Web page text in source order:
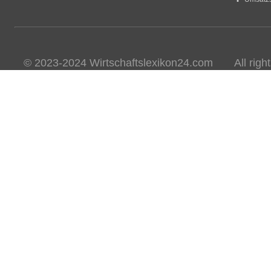
© 2023-2024 Wirtschaftslexikon24.com All